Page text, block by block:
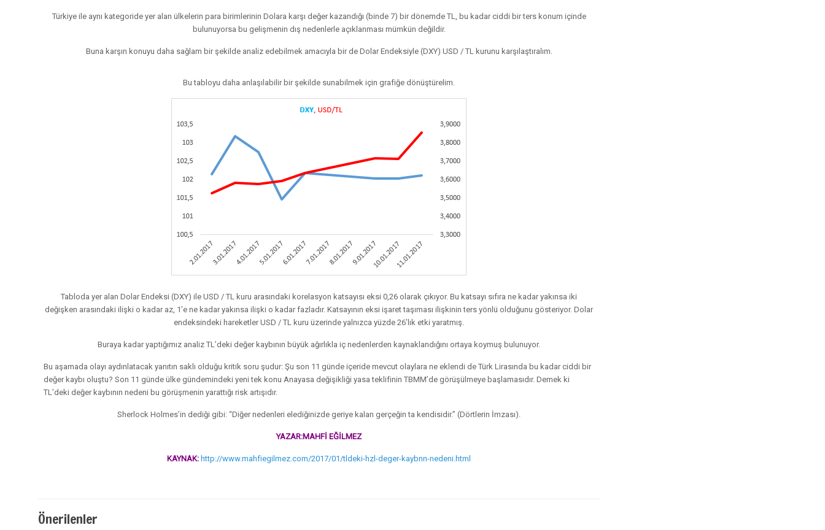
Türkiye ile aynı kategoride yer alan ülkelerin para birimlerinin Dolara karşı değer kazandığı (binde 7) bir dönemde TL, bu kadar ciddi bir ters konum içinde
bulunuyorsa bu gelişmenin dış nedenlerle açıklanması mümkün değildir.
Buna karşın konuyu daha sağlam bir şekilde analiz edebilmek amacıyla bir de Dolar Endeksiyle (DXY) USD / TL kurunu karşılaştıralım.
Bu tabloyu daha anlaşılabilir bir şekilde sunabilmek için grafiğe dönüştürelim.
Tabloda yer alan Dolar Endeksi (DXY) ile USD / TL kuru arasındaki korelasyon katsayısı eksi 0,26 olarak çıkıyor. Bu katsayı sıfıra ne kadar yakınsa iki
değişken arasındaki ilişki o kadar az, 1’e ne kadar yakınsa ilişki o kadar fazladır. Katsayının eksi işaret taşıması ilişkinin ters yönlü olduğunu gösteriyor. Dolar
endeksindeki hareketler USD / TL kuru üzerinde yalnızca yüzde 26’lık etki yaratmış.
Buraya kadar yaptığımız analiz TL’deki değer kaybının büyük ağırlıkla iç nedenlerden kaynaklandığını ortaya koymuş bulunuyor.
Bu aşamada olayı aydınlatacak yanıtın saklı olduğu kritik soru şudur: Şu son 11 günde içeride mevcut olaylara ne eklendi de Türk Lirasında bu kadar ciddi bir
değer kaybı oluştu? Son 11 günde ülke gündemindeki yeni tek konu Anayasa değişikliği yasa teklifinin TBMM’de görüşülmeye başlamasıdır. Demek ki
TL’deki değer kaybının nedeni bu görüşmenin yarattığı risk artışıdır.
Sherlock Holmes’in dediği gibi: “Diğer nedenleri elediğinizde geriye kalan gerçeğin ta kendisidir.” (Dörtlerin İmzası).
YAZAR:MAHFİ EĞİLMEZ
KAYNAK: http://www.mahfiegilmez.com/2017/01/tldeki-hzl-deger-kaybnn-nedeni.html
Önerilenler